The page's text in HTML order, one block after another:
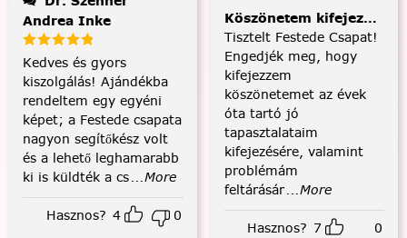
Andrea Inke
Kedves és gyors
kiszolgálás! Ajándékba
rendeltem egy egyéni
képet; a Festede csapata
nagyon segítőkész volt
és a lehető leghamarabb
ki is küldték a cs...More
Hasznos? 4 0
Köszönetem kifejezése
Tisztelt Festede Csapat!
Engedjék meg, hogy
kifejezzem
köszönetemet az évek
óta tartó jó
tapasztalataim
kifejezésére, valamint
problémám
feltárásár...More
Hasznos? 7 0